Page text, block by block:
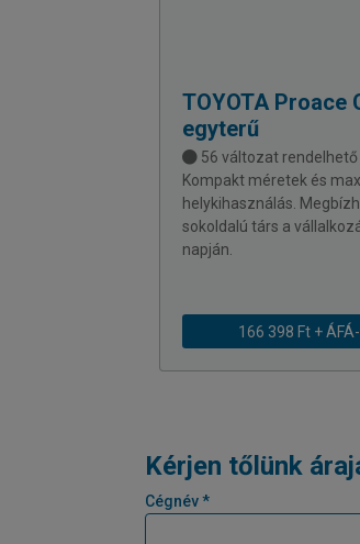
TOYOTA Proace
egyterű
56 változat rendelhető
Kompakt méretek és
helykihasználás.
sokoldalú társ a
napján.
166 398 Ft +
Kérjen tőlünk
Cégnév *